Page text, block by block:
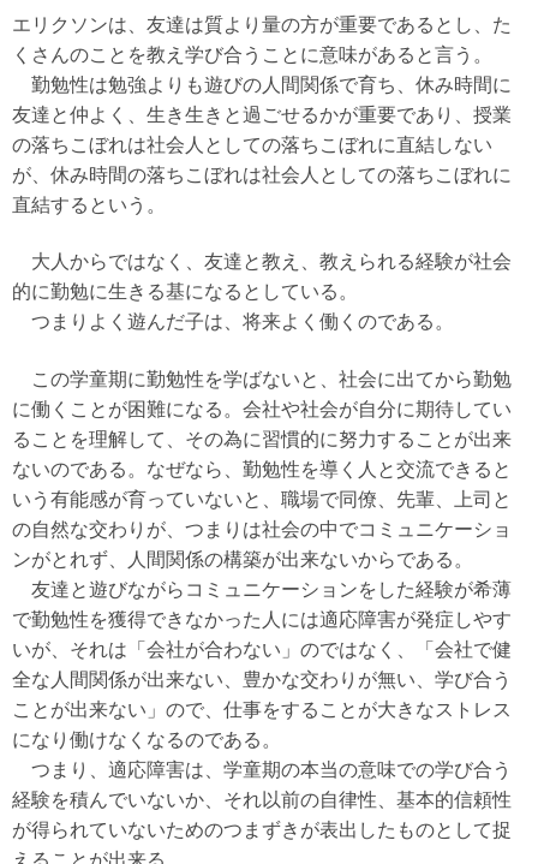
エリクソンは、友達は質より量の方が重要であるとし、た
くさんのことを教え学び合うことに意味があると言う。
勤勉性は勉強よりも遊びの人間関係で育ち、休み時間に
友達と仲よく、生き生きと過ごせるかが重要であり、授業
の落ちこぼれは社会人としての落ちこぼれに直結しない
が、休み時間の落ちこぼれは社会人としての落ちこぼれに
直結するという。
大人からではなく、友達と教え、教えられる経験が社会
的に勤勉に生きる基になるとしている。
つまりよく遊んだ子は、将来よく働くのである。
この学童期に勤勉性を学ばないと、社会に出てから勤勉
に働くことが困難になる。会社や社会が自分に期待してい
ることを理解して、その為に習慣的に努力することが出来
ないのである。なぜなら、勤勉性を導く人と交流できると
いう有能感が育っていないと、職場で同僚、先輩、上司と
の自然な交わりが、つまりは社会の中でコミュニケーショ
ンがとれず、人間関係の構築が出来ないからである。
友達と遊びながらコミュニケーションをした経験が希薄
で勤勉性を獲得できなかった人には適応障害が発症しやす
いが、それは「会社が合わない」のではなく、「会社で健
全な人間関係が出来ない、豊かな交わりが無い、学び合う
ことが出来ない」ので、仕事をすることが大きなストレス
になり働けなくなるのである。
つまり、適応障害は、学童期の本当の意味での学び合う
経験を積んでいないか、それ以前の自律性、基本的信頼性
が得られていないためのつまずきが表出したものとして捉
えることが出来る。